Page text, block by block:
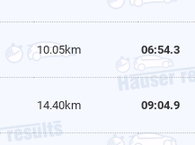
10.05km 06:54.3
14.40km 09:04.9